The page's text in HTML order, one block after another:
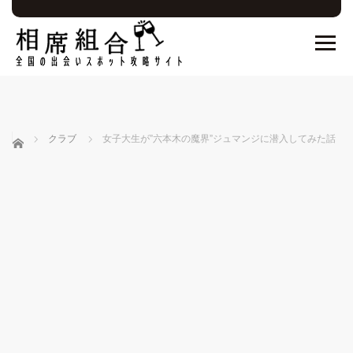
ホーム クラブ 女子大生が”六本木の魔界”ジュマンジに潜入してみた話